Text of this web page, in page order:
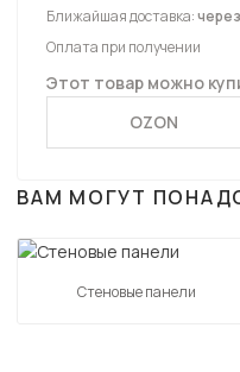
Ближайшая доставка:
Оплата при получении
Этот товар можно
OZON
ВАМ МОГУТ
Стеновые панели